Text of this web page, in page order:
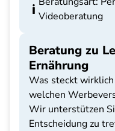
Videoberatung
Beratung zu
Ernährung
Was steckt
welchen
Wir unterstützen
Entscheidung zu